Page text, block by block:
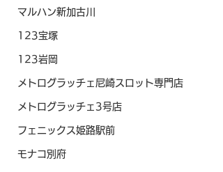
マルハン新加古川
123宝塚
123岩岡
メトログラッチェ尼崎スロット専門店
メトログラッチェ3号店
フェニックス姫路駅前
モナコ別府